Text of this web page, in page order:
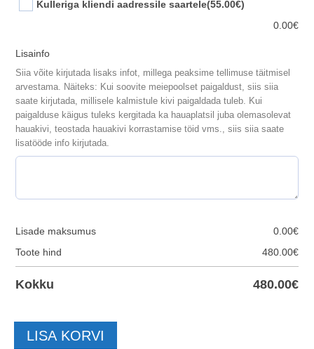
Kulleriga kliendi aadressile saartele(55.00€)
0.00€
Lisainfo
Siia võite kirjutada lisaks infot, millega peaksime tellimuse täitmisel
arvestama. Näiteks: Kui soovite meiepoolset paigaldust, siis siia
saate kirjutada, millisele kalmistule kivi paigaldada tuleb. Kui
paigalduse käigus tuleks kergitada ka hauaplatsil juba olemasolevat
hauakivi, teostada hauakivi korrastamise töid vms., siis siia saate
lisatööde info kirjutada.
Lisade maksumus 0.00€
Toote hind
480.00€
Kokku 480.00€
Hauakivi-
KUP361-
LISA KORVI